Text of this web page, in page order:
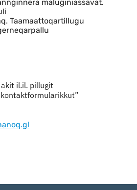
maluginiassavat.
Taamaattoqartillugu
il.il. pillugit